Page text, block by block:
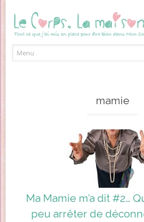
mamie
Ma Mamie m’a dit #2…
peu arrêter de